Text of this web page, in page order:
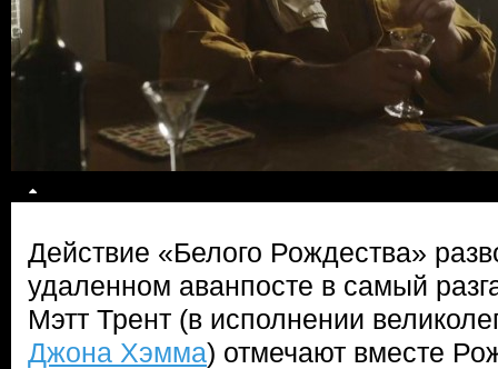
Действие «Белого Рождества»
удаленном аванпосте в самый
Мэтт Трент (в исполнении
Джона Хэмма) отмечают вместе